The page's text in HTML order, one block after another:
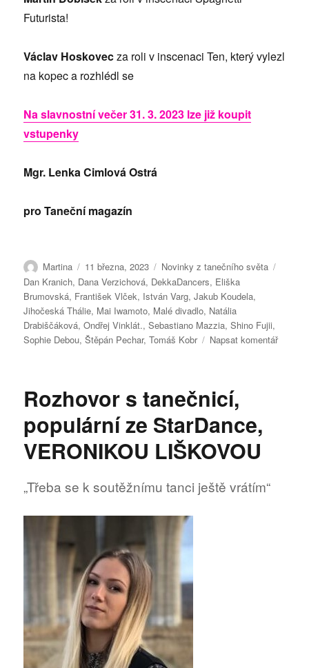
Futurista!
Václav Hoskovecza roli v inscenaci Ten, který vylezl
na kopec a rozhlédl se
Na slavnostní večer 31. 3. 2023 lze již koupit
vstupenky
Mgr. Lenka Cimlová Ostrá
pro Taneční magazín
Autor:
Martina Publikováno:
11 března, 2023 Rubriky:
Novinky z tanečního světa
Dan Kranich, Dana Verzichová, DekkaDancers, Eliška
Brumovská, František Vlček, István Varg,Jakub Koudela,
Jihočeská Thálie, Mai Iwamoto, Malé divadlo, Natália
Drabiščáková,Ondřej Vinklát.,Sebastiano Mazzia,Shino Fujii,
Sophie Debou,Štěpán Pechar,Tomáš Kobr Napsat komentářpro
Rozhovor s tanečnicí,
populární ze StarDance,
VERONIKOU LIŠKOVOU
„Třeba se k soutěžnímu tanci ještě vrátím“